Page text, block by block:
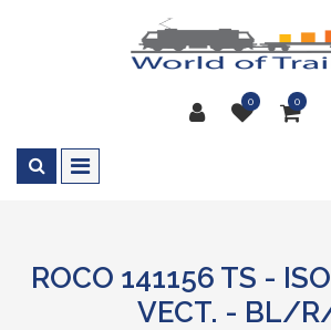
0 0
ROCO 141156 TS -
VECT. - BL/